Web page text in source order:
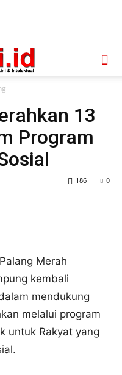
13
Program
0
186
Merah
kembali
mendukung
melalui program
untuk Rakyat yang